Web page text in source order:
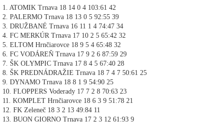
1. ATOMIK Trnava 18 14 0 4 103:61 42
2. PALERMO Trnava 18 13 0 5 92:55 39
3. DRUŽBANÉ Trnava 16 11 1 4 74:47 34
4. FC MERKÚR Trnava 17 10 2 5 65:42 32
5. ELTOM Hrnčiarovce 18 9 5 4 65:48 32
6. FC VODÁREŇ Trnava 17 9 2 6 87:59 29
7. ŠK OLYMPIC Trnava 17 8 4 5 67:40 28
8. ŠK PREDNÁDRAŽIE Trnava 18 7 4 7 50:61 25
9. DYNAMO Trnava 18 8 1 9 54:90 25
10. FLOPPERS Voderady 17 7 2 8 70:63 23
11. KOMPLET Hrnčiarovce 18 6 3 9 51:78 21
12. FK Zeleneč 18 3 2 13 49:84 11
13. BUON GIORNO Trnava 17 2 3 12 61:93 9